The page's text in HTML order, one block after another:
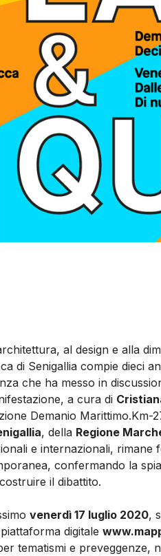
al design e alla
di Senigallia compie dieci
che ha messo in
a cura di
Demanio
, della Regione
e internazionali, rimane
confermando la
il dibattito.
venerdì 17 luglio 2020,
digitale
tematismi e preveggenze,